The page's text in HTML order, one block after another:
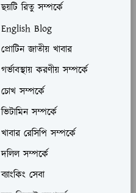
ছয়টি রিতু সম্পর্কে
English Blog
প্রোটিন জাতীয় খাবার
গর্ভাবস্থায় করণীয় সম্পর্কে
চোখ সম্পর্কে
ভিটামিন সম্পর্কে
খাবার রেসিপি সম্পর্কে
দলিল সম্পর্কে
ব্যাংকিং সেবা